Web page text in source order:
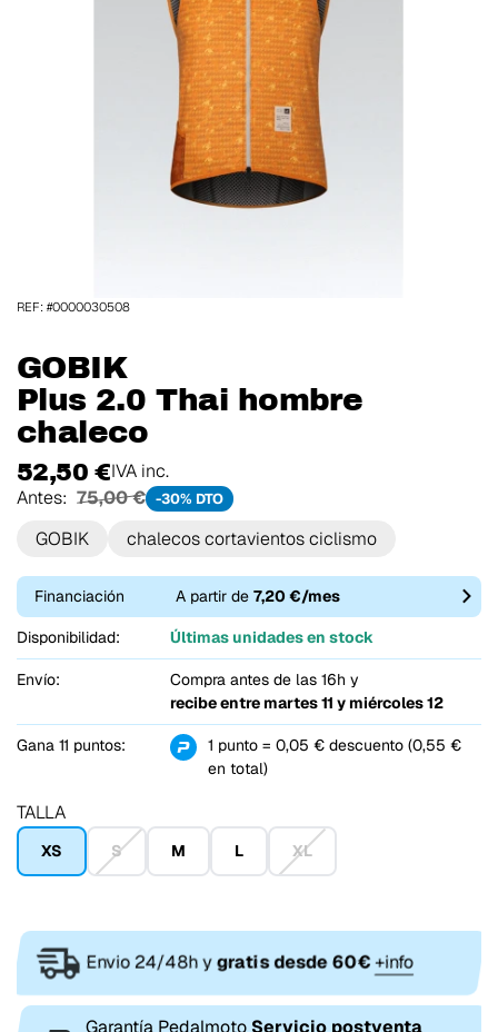
GOBIK
Plus 2.0 Thai hombre
chaleco
52,50 €IVA inc.
Antes: 75,00 € -30% DTO
GOBIK chalecos cortavientos ciclismo
Financiación A partir de7,20 €/mes
Disponibilidad: Últimas unidades en stock
Envío:
Compra antes de las 16h y
recibe entre martes 11 y miércoles 12
Gana 11 puntos:
1 punto = 0,05 € descuento (0,55 €
en total)
TALLA
XS S M L XL
REF: #0000030508
Envio 24/48h ygratis desde 60€+info
Garantía Pedalmoto Servicio postventa